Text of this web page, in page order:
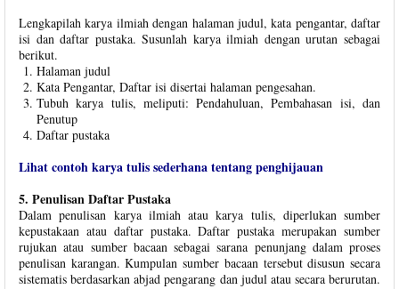
Lengkapilah karya ilmiah dengan halaman judul, kata pengantar, daftar
isi dan daftar pustaka. Susunlah karya ilmiah dengan urutan sebagai
berikut.
Halaman judul
Kata Pengantar, Daftar isi disertai halaman pengesahan.
Tubuh karya tulis, meliputi: Pendahuluan, Pembahasan isi, dan
Penutup
Daftar pustaka
Lihat contoh karya tulis sederhana tentang penghijauan
5. Penulisan Daftar Pustaka
Dalam penulisan karya ilmiah atau karya tulis, diperlukan sumber
kepustakaan atau daftar pustaka. Daftar pustaka merupakan sumber
rujukan atau sumber bacaan sebagai sarana penunjang dalam proses
penulisan karangan. Kumpulan sumber bacaan tersebut disusun secara
sistematis berdasarkan abjad pengarang dan judul atau secara berurutan.